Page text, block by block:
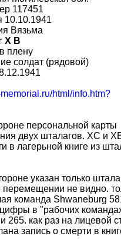
117451
10.10.1941
Вязьма
X B
плену
солдат (рядовой)
html/info.htm?
персональной карты
двух шталагов. XC и
в лагерьной книге из
указан только
не видно.
команда Shwaneburg
в "рабочих
и 265. как раз на лицевой
запись о смерти в